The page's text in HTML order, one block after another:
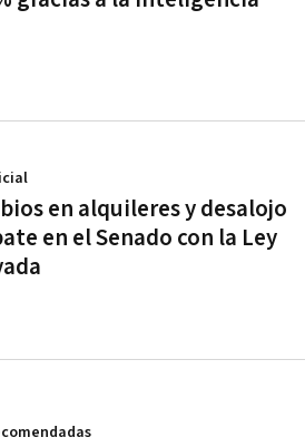
en alquileres y desalojo
en el Senado con la Ley